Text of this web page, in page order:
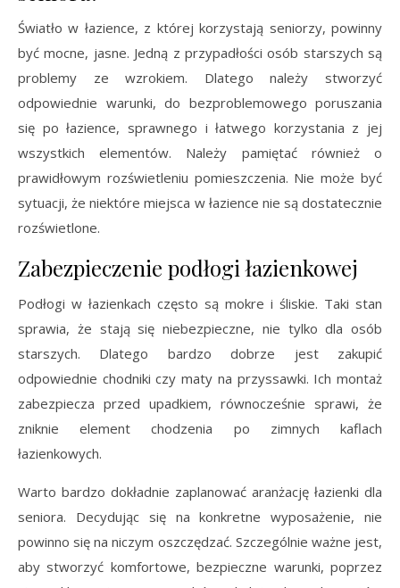
Światło w łazience, z której korzystają seniorzy, powinny
być mocne, jasne. Jedną z przypadłości osób starszych są
problemy ze wzrokiem. Dlatego należy stworzyć
odpowiednie warunki, do bezproblemowego poruszania
się po łazience, sprawnego i łatwego korzystania z jej
wszystkich elementów. Należy pamiętać również o
prawidłowym rozświetleniu pomieszczenia. Nie może być
sytuacji, że niektóre miejsca w łazience nie są dostatecznie
rozświetlone.
Zabezpieczenie podłogi łazienkowej
Podłogi w łazienkach często są mokre i śliskie. Taki stan
sprawia, że stają się niebezpieczne, nie tylko dla osób
starszych. Dlatego bardzo dobrze jest zakupić
odpowiednie chodniki czy maty na przyssawki. Ich montaż
zabezpiecza przed upadkiem, równocześnie sprawi, że
zniknie element chodzenia po zimnych kaflach
łazienkowych.
Warto bardzo dokładnie zaplanować aranżację łazienki dla
seniora. Decydując się na konkretne wyposażenie, nie
powinno się na niczym oszczędzać. Szczególnie ważne jest,
aby stworzyć komfortowe, bezpieczne warunki, poprzez